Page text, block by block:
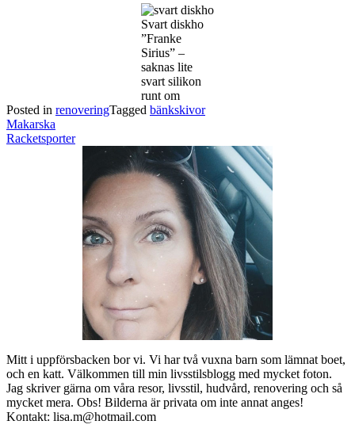
Svart diskho
”Franke
Sirius” –
saknas lite
svart silikon
runt om
Posted in renoveringTagged bänkskivor
Post
navigation
Makarska
Racketsporter
Mitt i uppförsbacken bor vi. Vi har två vuxna barn som lämnat boet,
och en katt. Välkommen till min livsstilsblogg med mycket foton.
Jag skriver gärna om våra resor, livsstil, hudvård, renovering och så
mycket mera. Obs! Bilderna är privata om inte annat anges!
Kontakt: lisa.m@hotmail.com